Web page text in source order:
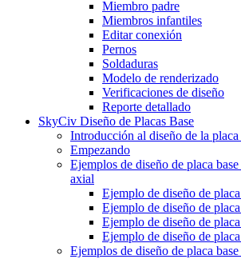
Miembro padre
Miembros infantiles
Editar conexión
Pernos
Soldaduras
Modelo de renderizado
Verificaciones de diseño
Reporte detallado
SkyCiv Diseño de Placas Base
Introducción al diseño de la placa
Empezando
Ejemplos de diseño de placa
axial
Ejemplo de diseño de
Ejemplo de diseño de
Ejemplo de diseño de
Ejemplo de diseño de
Ejemplos de diseño de placa